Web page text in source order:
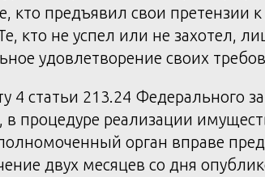
кто предъявил свои претензии
кто не успел или не захотел,
удовлетворение своих
4 статьи 213.24 Федерального
в процедуре реализации
орган вправе
двух месяцев со дня